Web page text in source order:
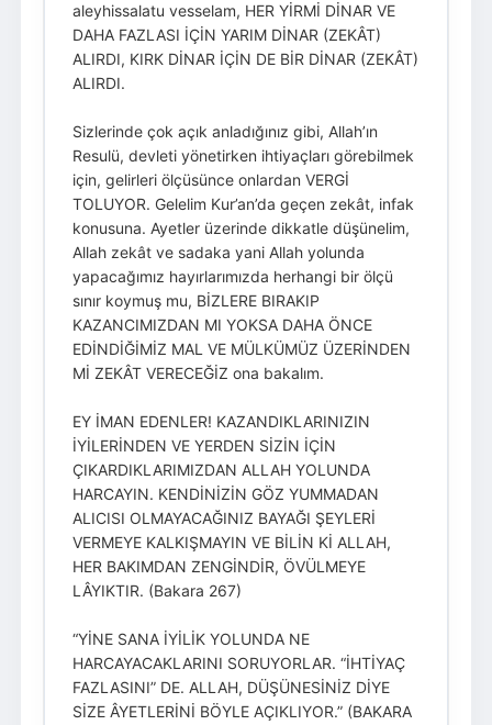
aleyhissalatu vesselam, HER YİRMİ DİNAR VE
DAHA FAZLASI İÇİN YARIM DİNAR (ZEKÂT)
ALIRDI, KIRK DİNAR İÇİN DE BİR DİNAR (ZEKÂT)
ALIRDI.
Sizlerinde çok açık anladığınız gibi, Allah’ın
Resulü, devleti yönetirken ihtiyaçları görebilmek
için, gelirleri ölçüsünce onlardan VERGİ
TOLUYOR. Gelelim Kur’an’da geçen zekât, infak
konusuna. Ayetler üzerinde dikkatle düşünelim,
Allah zekât ve sadaka yani Allah yolunda
yapacağımız hayırlarımızda herhangi bir ölçü
sınır koymuş mu, BİZLERE BIRAKIP
KAZANCIMIZDAN MI YOKSA DAHA ÖNCE
EDİNDİĞİMİZ MAL VE MÜLKÜMÜZ ÜZERİNDEN
Mİ ZEKÂT VERECEĞİZ ona bakalım.
EY İMAN EDENLER! KAZANDIKLARINIZIN
İYİLERİNDEN VE YERDEN SİZİN İÇİN
ÇIKARDIKLARIMIZDAN ALLAH YOLUNDA
HARCAYIN. KENDİNİZİN GÖZ YUMMADAN
ALICISI OLMAYACAĞINIZ BAYAĞI ŞEYLERİ
VERMEYE KALKIŞMAYIN VE BİLİN Kİ ALLAH,
HER BAKIMDAN ZENGİNDİR, ÖVÜLMEYE
LÂYIKTIR. (Bakara 267)
“YİNE SANA İYİLİK YOLUNDA NE
HARCAYACAKLARINI SORUYORLAR. “İHTİYAÇ
FAZLASINI” DE. ALLAH, DÜŞÜNESİNİZ DİYE
SİZE ÂYETLERİNİ BÖYLE AÇIKLIYOR.” (BAKARA